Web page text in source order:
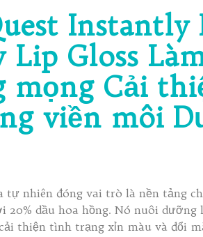
Instantly
Lip Gloss
mọng Cải
viền môi
tự nhiên đóng vai trò là nền tảng
20% dầu hoa hồng. Nó nuôi dưỡng
thiện tình trạng xỉn màu và đổi